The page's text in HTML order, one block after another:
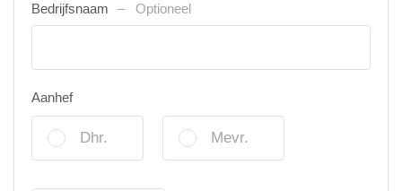
Bedrijfsnaam Optioneel
Aanhef
Dhr. Mevr.